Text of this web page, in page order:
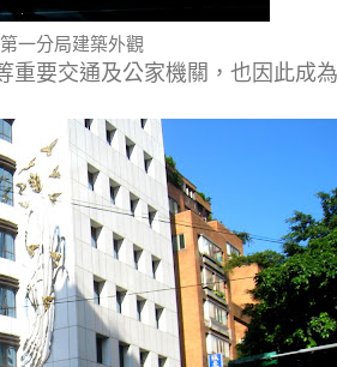
一分局建築外觀
重要交通及公家機關，也因此成